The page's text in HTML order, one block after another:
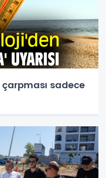
çarpması sadece